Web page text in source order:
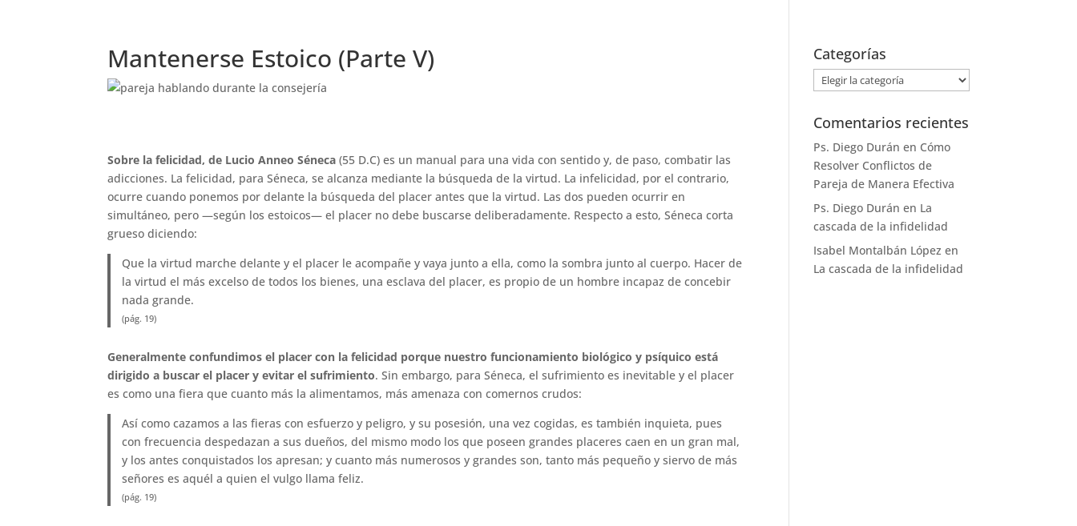
Psicoterapia Online Psicoterapia de Pareja Bilingüe Tarifas Contacto
Mantenerse Estoico (Parte V)
Sobre la felicidad, de Lucio Anneo Séneca (55 D.C) es un manual para una vida con sentido y, de paso, combatir las
adicciones. La felicidad, para Séneca, se alcanza mediante la búsqueda de la virtud. La infelicidad, por el contrario,
ocurre cuando ponemos por delante la búsqueda del placer antes que la virtud. Las dos pueden ocurrir en
simultáneo, pero —según los estoicos— el placer no debe buscarse deliberadamente. Respecto a esto, Séneca corta
grueso diciendo:
Que la virtud marche delante y el placer le acompañe y vaya junto a ella, como la sombra junto al cuerpo. Hacer de
la virtud el más excelso de todos los bienes, una esclava del placer, es propio de un hombre incapaz de concebir
nada grande.
(pág. 19)
Generalmente confundimos el placer con la felicidad porque nuestro funcionamiento biológico y psíquico está
dirigido a buscar el placer y evitar el sufrimiento. Sin embargo, para Séneca, el sufrimiento es inevitable y el placer
es como una fiera que cuanto más la alimentamos, más amenaza con comernos crudos:
Así como cazamos a las fieras con esfuerzo y peligro, y su posesión, una vez cogidas, es también inquieta, pues
con frecuencia despedazan a sus dueños, del mismo modo los que poseen grandes placeres caen en un gran mal,
y los antes conquistados los apresan; y cuanto más numerosos y grandes son, tanto más pequeño y siervo de más
señores es aquél a quien el vulgo llama feliz.
(pág. 19)
Categorías
Categorías
Comentarios recientes
Ps. Diego Durán en Cómo
Resolver Conflictos de
Pareja de Manera Efectiva
Ps. Diego Durán en La
cascada de la infidelidad
Isabel Montalbán López en
La cascada de la infidelidad